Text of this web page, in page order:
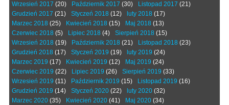
Wrzesień 2017 (20) Październik 2017 (30) Listopad 2017 (21)
Grudzień 2017 (21) Styczeń 2018 (12) luty 2018 (17)
Marzec 2018 (25) Kwiecień 2018 (15) Maj 2018 (13)
Czerwiec 2018 (5) Lipiec 2018 (4) Sierpień 2018 (15)
Wrzesień 2018 (19) Październik 2018 (21) Listopad 2018 (23)
Grudzień 2018 (17) Styczeń 2019 (19) luty 2019 (24)
Marzec 2019 (17) Kwiecień 2019 (12) Maj 2019 (24)
Czerwiec 2019 (22) Lipiec 2019 (26) Sierpień 2019 (33)
Wrzesień 2019 (11) Październik 2019 (15) Listopad 2019 (16)
Grudzień 2019 (14) Styczeń 2020 (22) luty 2020 (32)
Marzec 2020 (35) Kwiecień 2020 (41) Maj 2020 (34)